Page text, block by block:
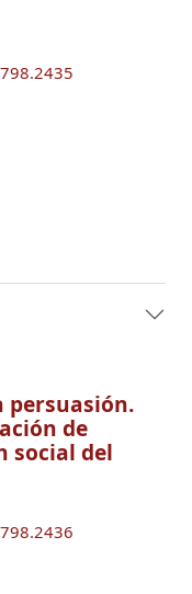
persuasión.
de
social del